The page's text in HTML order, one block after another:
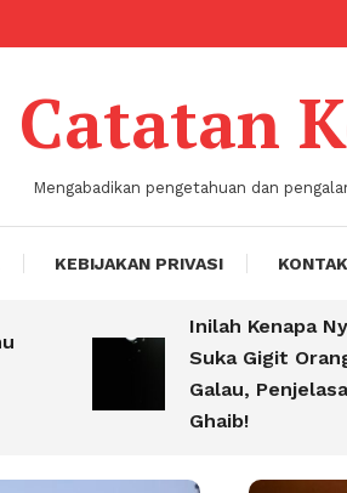
Catatan
Mengabadikan pengetahuan dan
KEBIJAKAN PRIVASI KONTAK
Inilah Kenapa
Suka Gigit Orang
Galau,
Ghaib!